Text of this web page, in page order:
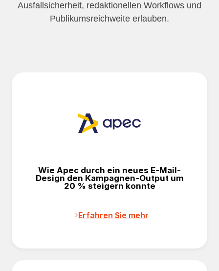
Ausfallsicherheit, redaktionellen Workflows und
Publikumsreichweite erlauben.
Wie Apec durch ein neues E-Mail-
Design den Kampagnen-Output um
20 % steigern konnte
Erfahren Sie mehr